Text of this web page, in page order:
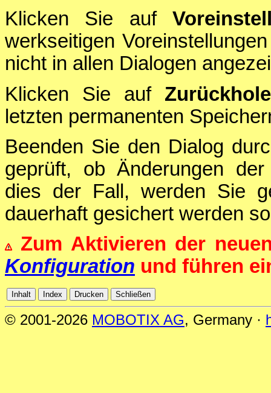
Klicken Sie auf
werkseitigen
nicht in allen Dialogen
Klicken Sie auf
letzten permanenten
Beenden Sie den Dialog
geprüft, ob Änderungen
dies der Fall, werden Sie
dauerhaft gesichert werden
Zum Aktivieren der
Konfiguration und führen
© 2001-2026 MOBOTIX AG, Germany ·